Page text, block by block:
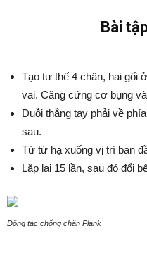
Bài
Tạo tư thế 4 chân, hai gối
vai. Căng cứng cơ bụng
Duỗi thẳng tay phải về
sau.
Từ từ hạ xuống vị trí ban
Lặp lại 15 lần, sau đó đổi
Động tác chống chân Plank